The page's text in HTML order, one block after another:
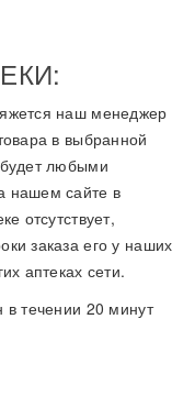
наш менеджер
в выбранной
любыми
нашем сайте в
отсутствует,
заказа его у наших
аптеках сети.
в течении 20 минут